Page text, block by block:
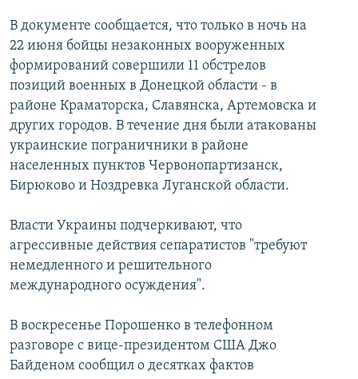
В документе сообщается, что только в ночь на
22 июня бойцы незаконных вооруженных
формирований совершили 11 обстрелов
позиций военных в Донецкой области - в
районе Краматорска, Славянска, Артемовска и
других городов. В течение дня были атакованы
украинские пограничники в районе
населенных пунктов Червонопартизанск,
Бирюково и Ноздревка Луганской области.
Власти Украины подчеркивают, что
агрессивные действия сепаратистов "требуют
немедленного и решительного
международного осуждения".
В воскресенье Порошенко в телефонном
разговоре с вице-президентом США Джо
Байденом сообщил о десятках фактов